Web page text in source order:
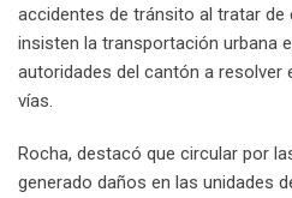
accidentes de tránsito al tratar de
insisten la transportación urbana
autoridades del cantón a resolver
vías.
Rocha, destacó que circular por
generado daños en las unidades